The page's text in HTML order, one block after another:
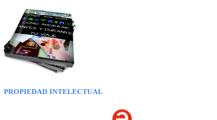
PROPIEDAD INTELECTUAL